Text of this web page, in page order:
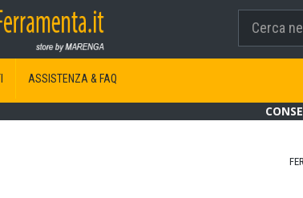
ASSISTENZA & FAQ